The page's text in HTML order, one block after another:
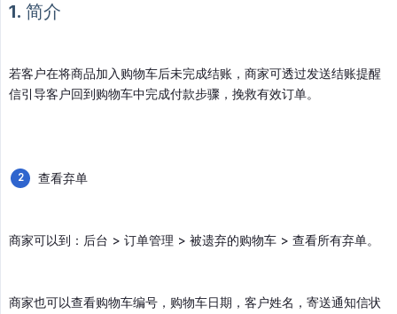
1. 简介
若客户在将商品加入购物车后未完成结账，商家可透过发送结账提醒
信引导客户回到购物车中完成付款步骤，挽救有效订单。
查看弃单
商家可以到：后台 > 订单管理 > 被遗弃的购物车 > 查看所有弃单。
商家也可以查看购物车编号，购物车日期，客户姓名，寄送通知信状